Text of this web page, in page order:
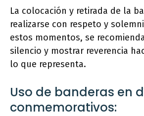
La colocación y retirada de la
realizarse con respeto y
estos momentos, se
silencio y mostrar reverencia
lo que representa.
Uso de banderas en
conmemorativos: